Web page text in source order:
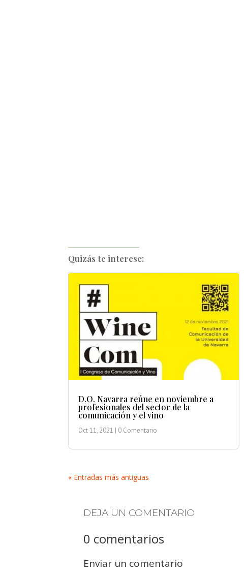
Quizás te interese:
D.O. Navarra reúne en noviembre a
profesionales del sector de la
comunicación y el vino
Oct 11, 2021 | 0 Comentario
« Entradas más antiguas
DEJA UN COMENTARIO
0 comentarios
Enviar un comentario